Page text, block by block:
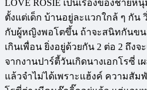
LOVE ROSIE เป็นเรื่องของชาย
ตั้งแต่เด็ก บ้านอยู่ละแวกใกล้ ๆ กัน
กับผู้หญิงพอโตขึ้น ถ้าจะสนิทกันขน
เกินเพื่อน ยิ่งอยู่ด้วยกัน 2 ต่อ 2 ถึงจ
จากงานปาร์ตี้วันเกิดนางเอกโรซี่ เ
แล้วจำไม่ได้เพราะแฮ้งค์ ความสัม